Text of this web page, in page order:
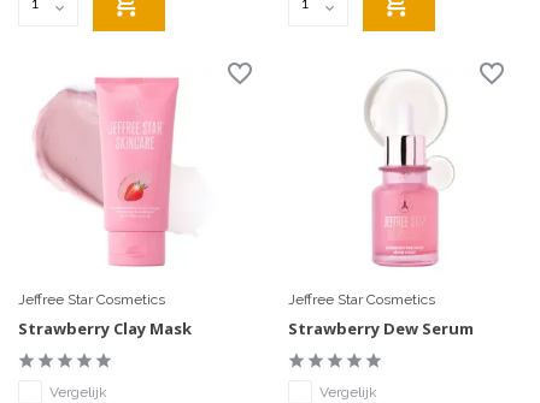
Jeffree Star Cosmetics
Strawberry Clay Mask
Vergelijk
Jeffree Star Cosmetics
Strawberry Dew Serum
Vergelijk